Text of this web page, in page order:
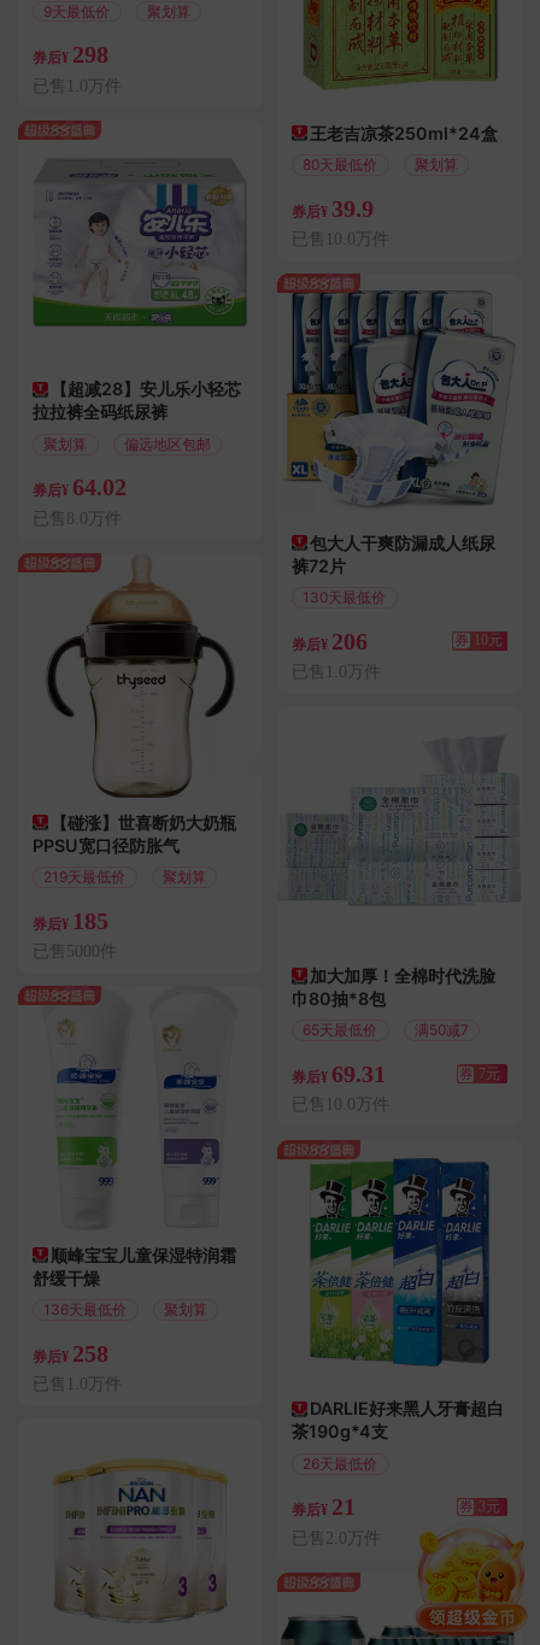
9天最低价 聚划算
券后¥ 298
已售1.0万件
【超减28】安儿乐小轻芯
拉拉裤全码纸尿裤
聚划算 偏远地区包邮
券后¥ 64.02
已售8.0万件
【碰涨】世喜断奶大奶瓶
PPSU宽口径防胀气
219天最低价 聚划算
券后¥ 185
已售5000件
顺峰宝宝儿童保湿特润霜
舒缓干燥
136天最低价 聚划算
券后¥ 258
已售1.0万件
王老吉凉茶250ml*24盒
80天最低价 聚划算
券后¥ 39.9
已售10.0万件
包大人干爽防漏成人纸尿
裤72片
130天最低价
券后¥ 206 券 10元
已售1.0万件
加大加厚！全棉时代洗脸
巾80抽*8包
65天最低价 满50减7
券后¥ 69.31 券 7元
已售10.0万件
DARLIE好来黑人牙膏超白
茶190g*4支
26天最低价
券后¥ 21 券 3元
已售2.0万件